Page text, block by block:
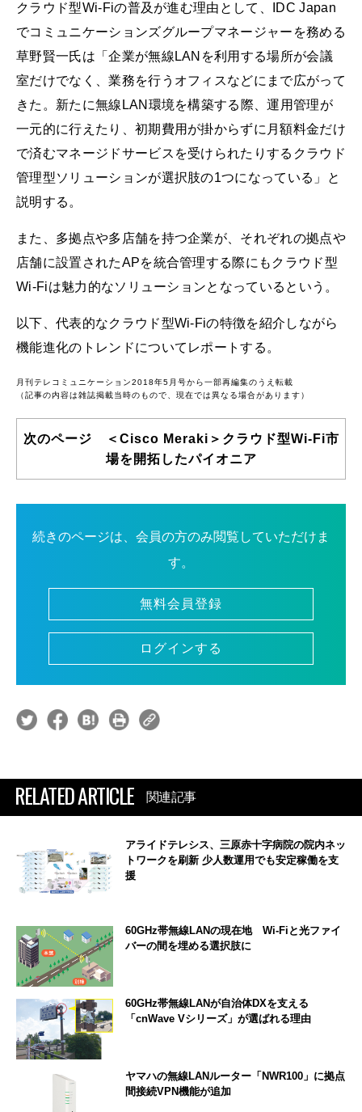
クラウド型Wi-Fiの普及が進む理由として、IDC Japan
でコミュニケーションズグループマネージャーを務める
草野賢一氏は「企業が無線LANを利用する場所が会議
室だけでなく、業務を行うオフィスなどにまで広がって
きた。新たに無線LAN環境を構築する際、運用管理が
一元的に行えたり、初期費用が掛からずに月額料金だけ
で済むマネージドサービスを受けられたりするクラウド
管理型ソリューションが選択肢の1つになっている」と
説明する。
また、多拠点や多店舗を持つ企業が、それぞれの拠点や
店舗に設置されたAPを統合管理する際にもクラウド型
Wi-Fiは魅力的なソリューションとなっているという。
以下、代表的なクラウド型Wi-Fiの特徴を紹介しながら
機能進化のトレンドについてレポートする。
月刊テレコミュニケーション2018年5月号から一部再編集のうえ転載
（記事の内容は雑誌掲載当時のもので、現在では異なる場合があります）
次のページ ＜Cisco Meraki＞クラウド型Wi-Fi市
場を開拓したパイオニア
続きのページは、会員の方のみ閲覧していただけま
す。
無料会員登録
ログインする
RELATED ARTICLE 関連記事
アライドテレシス、三原赤十字病院の院内ネッ
トワークを刷新 少人数運用でも安定稼働を支
援
60GHz帯無線LANの現在地 Wi-Fiと光ファイ
バーの間を埋める選択肢に
60GHz帯無線LANが自治体DXを支える
「cnWave Vシリーズ」が選ばれる理由
ヤマハの無線LANルーター「NWR100」に拠点
間接続VPN機能が追加